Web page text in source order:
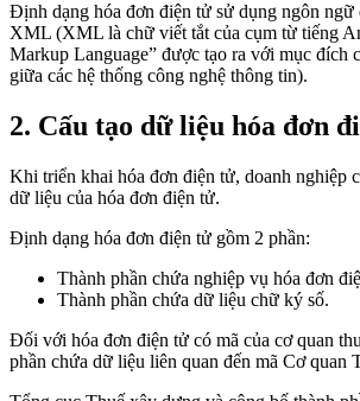
Định dạng hóa đơn điện tử sử dụng ngôn ngữ
XML (XML là chữ viết tắt của cụm từ tiếng
Markup Language” được tạo ra với mục đích
giữa các hệ thống công nghệ thông tin).
2. Cấu tạo dữ liệu hóa đơn
Khi triển khai hóa đơn điện tử, doanh nghiệp
dữ liệu của hóa đơn điện tử.
Định dạng hóa đơn điện tử gồm 2 phần:
Thành phần chứa nghiệp vụ hóa đơn
Thành phần chứa dữ liệu chữ ký số.
Đối với hóa đơn điện tử có mã của cơ quan
phần chứa dữ liệu liên quan đến mã Cơ quan